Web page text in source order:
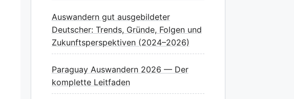
Auswandern gut ausgebildeter
Deutscher: Trends, Gründe, Folgen und
Zukunftsperspektiven (2024–2026)
Paraguay Auswandern 2026 — Der
komplette Leitfaden